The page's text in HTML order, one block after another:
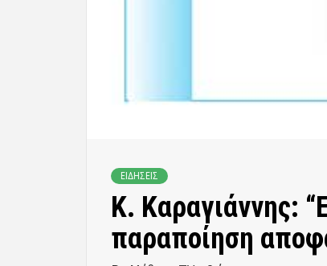
ΕΙΔΗΣΕΙΣ
Κ. Καραγιάννης:
παραποίηση